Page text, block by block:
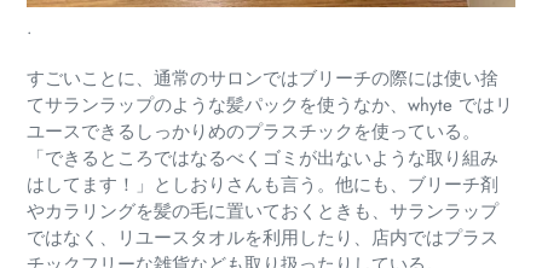
.
すごいことに、通常のサロンではブリーチの際には使い捨
てサランラップのような髪パックを使うなか、whyte ではリ
ユースできるしっかりめのプラスチックを使っている。
「できるところではなるべくゴミが出ないような取り組み
はしてます！」としおりさんも言う。他にも、ブリーチ剤
やカラリングを髪の毛に置いておくときも、サランラップ
ではなく、リユースタオルを利用したり、店内ではプラス